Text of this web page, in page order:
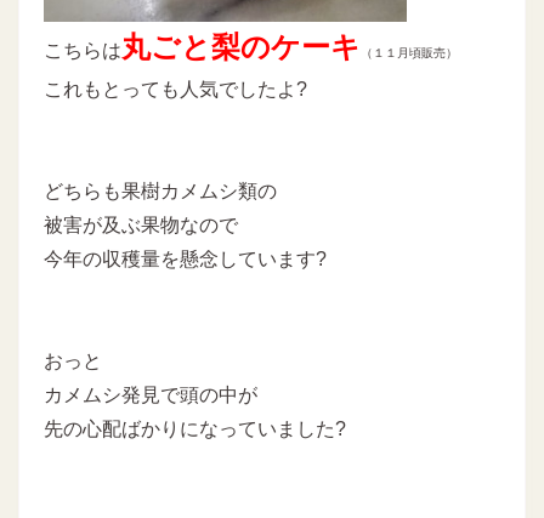
こちらは丸ごと梨のケーキ （１１月頃販売）
これもとっても人気でしたよ?
どちらも果樹カメムシ類の
被害が及ぶ果物なので
今年の収穫量を懸念しています?
おっと
カメムシ発見で頭の中が
先の心配ばかりになっていました?